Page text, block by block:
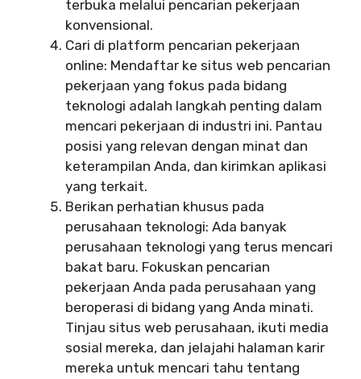
terbuka melalui pencarian pekerjaan
konvensional.
Cari di platform pencarian pekerjaan
online: Mendaftar ke situs web pencarian
pekerjaan yang fokus pada bidang
teknologi adalah langkah penting dalam
mencari pekerjaan di industri ini. Pantau
posisi yang relevan dengan minat dan
keterampilan Anda, dan kirimkan aplikasi
yang terkait.
Berikan perhatian khusus pada
perusahaan teknologi: Ada banyak
perusahaan teknologi yang terus mencari
bakat baru. Fokuskan pencarian
pekerjaan Anda pada perusahaan yang
beroperasi di bidang yang Anda minati.
Tinjau situs web perusahaan, ikuti media
sosial mereka, dan jelajahi halaman karir
mereka untuk mencari tahu tentang